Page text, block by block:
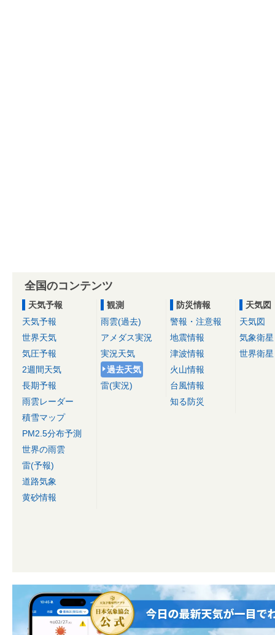
全国のコンテンツ
天気予報
天気予報
世界天気
気圧予報
2週間天気
長期予報
雨雲レーダー
積雪マップ
PM2.5分布予測
世界の雨雲
雷(予報)
道路気象
黄砂情報
観測
雨雲(過去)
アメダス実況
実況天気
過去天気
雷(実況)
防災情報
警報・注意報
地震情報
津波情報
火山情報
台風情報
知る防災
天気図
天気図
気象衛星
世界衛星